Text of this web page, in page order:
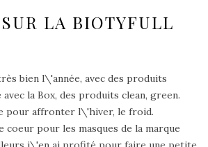
LA BIOTYFULL
bien l\'année, avec des produits
la Box, des produits clean, green.
pour affronter l\'hiver, le froid.
coeur pour les masques de la marque